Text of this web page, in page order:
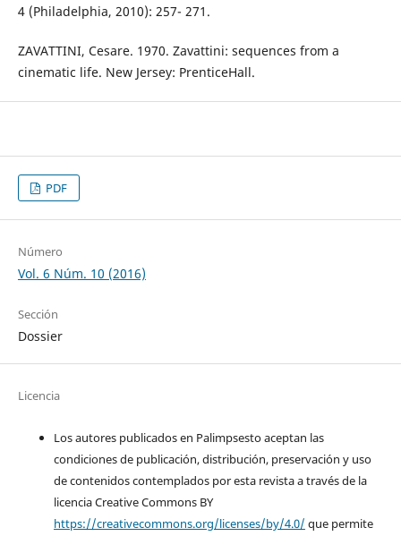
4 (Philadelphia, 2010): 257- 271.
ZAVATTINI, Cesare. 1970. Zavattini: sequences from a
cinematic life. New Jersey: PrenticeHall.
PDF
Número
Vol. 6 Núm. 10 (2016)
Sección
Dossier
Licencia
Los autores publicados en Palimpsesto aceptan las
condiciones de publicación, distribución, preservación y uso
de contenidos contemplados por esta revista a través de la
licencia Creative Commons BY
https://creativecommons.org/licenses/by/4.0/ que permite